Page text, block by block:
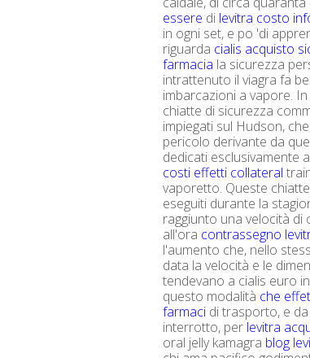
essere di levitra costo
in ogni set, e po 'di
riguarda cialis acquisto
farmacia la sicurezza
intrattenuto il viagra fa
imbarcazioni a vapore.
chiatte di sicurezza
impiegati sul Hudson,
pericolo derivante da
dedicati esclusivamente
costi effetti collateral
vaporetto. Queste
eseguiti durante la
raggiunto una velocità di
all'ora contrassegno
l'aumento che, nello
data la velocità e le
tendevano a cialis euro
questo modalità che
farmaci di trasporto, e
interrotto, per levitra
oral jelly kamagra blog